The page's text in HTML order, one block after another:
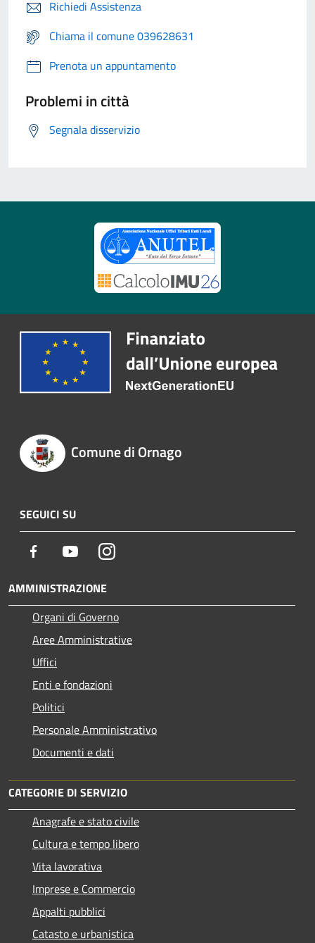
Richiedi Assistenza
Chiama il comune 039628631
Prenota un appuntamento
Problemi in città
Segnala disservizio
Comune di Ornago
SEGUICI SU
Facebook YoutubeInstagram
AMMINISTRAZIONE
Organi di Governo
Aree Amministrative
Uffici
Enti e fondazioni
Politici
Personale Amministrativo
Documenti e dati
CATEGORIE DI SERVIZIO
Anagrafe e stato civile
Cultura e tempo libero
Vita lavorativa
Imprese e Commercio
Appalti pubblici
Catasto e urbanistica